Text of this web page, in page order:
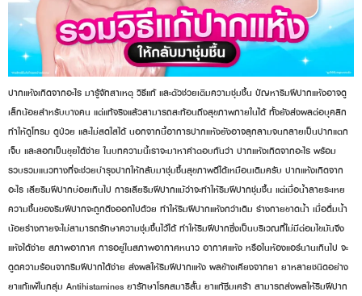
ปากแห้งเกิดจากอะไร มารู้จักสาเหตุ วิธีแก้ และตัวช่วยเติมความชุ่มชื้น ปัญหาริมฝีปากแห้งอาจดู
เล็กน้อยสำหรับบางคน แต่แท้จริงแล้วสามารถสะท้อนถึงสุขภาพภายในได้ ทั้งยังส่งผลต่อบุคลิก
ทำให้ดูโทรม ดูป่วย และไม่สดใสได้ นอกจากนี้อาการปากแห้งยังอาจลุกลามจนกลายเป็นปากแตก
เจ็บ และลอกเป็นขุยได้ง่าย ในบทความนี้เราจะมาหาคำตอบกันว่า ปากแห้งเกิดจากอะไร พร้อม
รวบรวมแนวทางที่จะช่วยบำรุงปากให้กลับมาชุ่มชื้นสุขภาพดีได้เหมือนเดิมครับ ปากแห้งเกิดจาก
อะไร เลียริมฝีปากบ่อยเกินไป การเลียริมฝีปากแม้ว่าจะทำให้ริมฝีปากชุ่มชื้น แต่เมื่อน้ำลายระเหย
ความชื้นของริมฝีปากจะถูกดึงออกไปด้วย ทำให้ริมฝีปากแห้งกว่าเดิม ร่างกายขาดน้ำ เมื่อดื่มน้ำ
น้อยร่างกายจะไม่สามารถรักษาความชุ่มชื้นไว้ได้ ทำให้ริมฝีปากซึ่งเป็นบริเวณที่ไม่มีต่อมไขมันจึง
แห้งได้ง่าย สภาพอากาศ การอยู่ในสภาพอากาศหนาว อากาศแห้ง หรือในห้องแอร์นานเกินไป จะ
ดูดความร้อนจากริมฝีปากได้ง่าย ส่งผลให้ริมฝีปากแห้ง ผลข้างเคียงจากยา ยาหลายชนิดอย่าง
ยาแก้แพ้ในกลุ่ม Antihistamines ยารักษาโรคสมาธิสั้น ยาแก้ซึมเศร้า สามารถส่งผลให้ริมฝีปาก